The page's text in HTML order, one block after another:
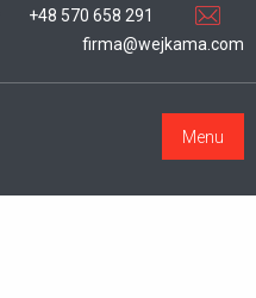
+48 570 658 291
firma@wejkama.com
Menu